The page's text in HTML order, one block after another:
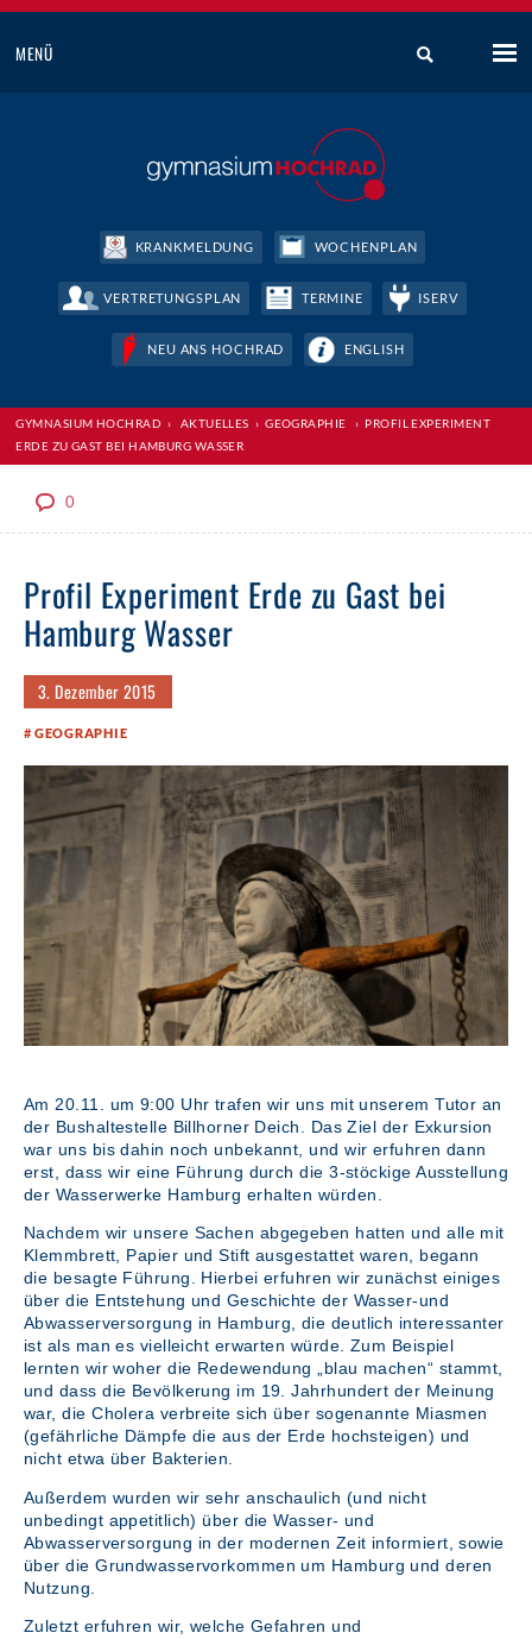
MENÜ
KRANKMELDUNG WOCHENPLAN
VERTRETUNGSPLAN TERMINE ISERV
NEU ANS HOCHRAD ENGLISH
GYMNASIUM HOCHRAD › AKTUELLES ›GEOGRAPHIE › PROFIL EXPERIMENT
ERDE ZU GAST BEI HAMBURG WASSER
0
Profil Experiment Erde zu Gast bei
Hamburg Wasser
3. Dezember 2015
GEOGRAPHIE
Am 20.11. um 9:00 Uhr trafen wir uns mit unserem Tutor an
der Bushaltestelle Billhorner Deich. Das Ziel der Exkursion
war uns bis dahin noch unbekannt, und wir erfuhren dann
erst, dass wir eine Führung durch die 3-stöckige Ausstellung
der Wasserwerke Hamburg erhalten würden.
Nachdem wir unsere Sachen abgegeben hatten und alle mit
Klemmbrett, Papier und Stift ausgestattet waren, begann
die besagte Führung. Hierbei erfuhren wir zunächst einiges
über die Entstehung und Geschichte der Wasser-und
Abwasserversorgung in Hamburg, die deutlich interessanter
ist als man es vielleicht erwarten würde. Zum Beispiel
lernten wir woher die Redewendung „blau machen“ stammt,
und dass die Bevölkerung im 19. Jahrhundert der Meinung
war, die Cholera verbreite sich über sogenannte Miasmen
(gefährliche Dämpfe die aus der Erde hochsteigen) und
nicht etwa über Bakterien.
Außerdem wurden wir sehr anschaulich (und nicht
unbedingt appetitlich) über die Wasser- und
Abwasserversorgung in der modernen Zeit informiert, sowie
über die Grundwasservorkommen um Hamburg und deren
Nutzung.
Zuletzt erfuhren wir, welche Gefahren und